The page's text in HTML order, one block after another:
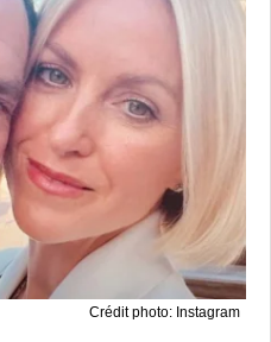
Crédit photo: Instagram